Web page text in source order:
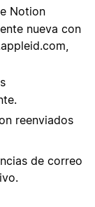
Notion
nueva con
,
reenviados
de correo